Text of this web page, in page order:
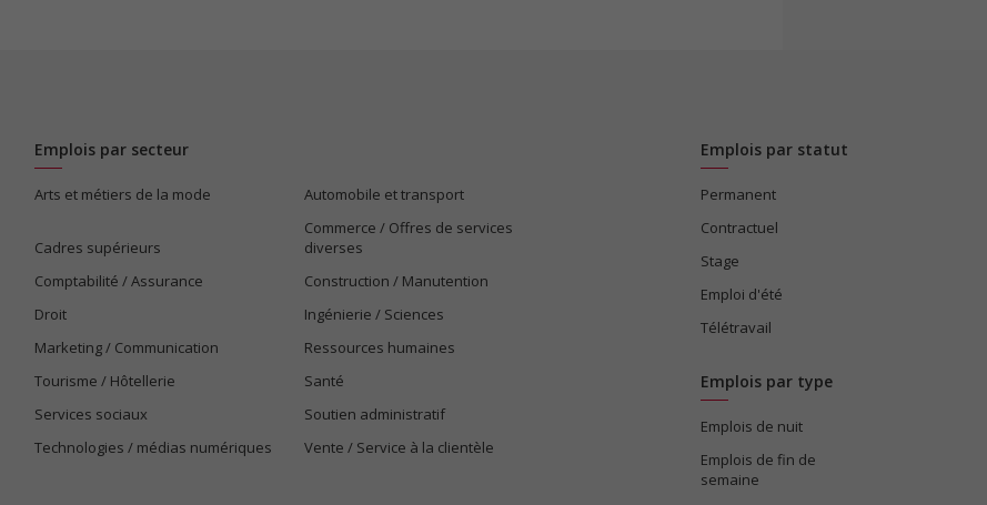
Emplois par secteur
Arts et métiers de la mode Automobile et transport
Cadres supérieurs
Commerce / Offres de services
diverses
Comptabilité / Assurance
Construction / Manutention
Droit
Ingénierie / Sciences
Marketing / Communication
Ressources humaines
Tourisme / Hôtellerie
Santé
Services sociaux
Soutien administratif
Technologies / médias numériques
Vente / Service à la clientèle
Emplois par statut
Permanent
Contractuel
Stage
Emploi d'été
Télétravail
Emplois par type
Emplois de nuit
Emplois de fin de
semaine